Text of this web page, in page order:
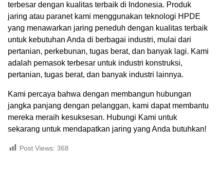
terbesar dengan kualitas terbaik di Indonesia. Produk
jaring atau paranet kami menggunakan teknologi HPDE
yang menawarkan jaring peneduh dengan kualitas terbaik
untuk kebutuhan Anda di berbagai industri, mulai dari
pertanian, perkebunan, tugas berat, dan banyak lagi. Kami
adalah pemasok terbesar untuk industri konstruksi,
pertanian, tugas berat, dan banyak industri lainnya.
Kami percaya bahwa dengan membangun hubungan
jangka panjang dengan pelanggan, kami dapat membantu
mereka meraih kesuksesan. Hubungi Kami untuk
sekarang untuk mendapatkan jaring yang Anda butuhkan!
Post Views: 368